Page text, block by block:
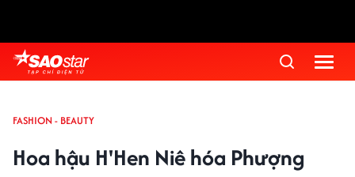
FASHION - BEAUTY
Hoa hậu H'Hen Niê hóa Phượng